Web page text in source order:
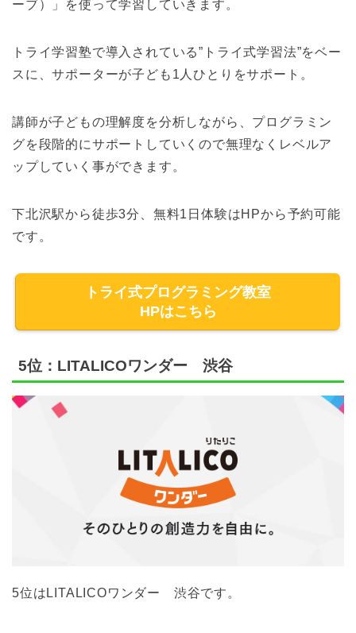
ーブ）」を使って学習していきます。
トライ学習塾で導入されている”トライ式学習法”をベー
スに、サポーターが子ども1人ひとりをサポート。
講師が子どもの理解度を分析しながら、プログラミン
グを段階的にサポートしていくので無理なくレベルア
ップしていく事ができます。
下北沢駅から徒歩3分、無料1日体験はHPから予約可能
です。
トライ式プログラミング教室
HPはこちら
5位：LITALICOワンダー 渋谷
5位はLITALICOワンダー 渋谷です。